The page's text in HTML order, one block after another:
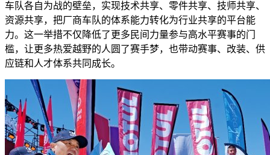
车队各自为战的壁垒，实现技术共享、零件共享、技师共享、
资源共享，把厂商车队的体系能力转化为行业共享的平台能
力。这一举措不仅降低了更多民间力量参与高水平赛事的门
槛，让更多热爱越野的人圆了赛手梦，也带动赛事、改装、供
应链和人才体系共同成长。